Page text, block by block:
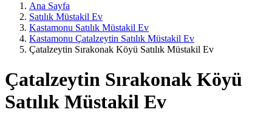
Ana Sayfa
Satılık Müstakil Ev
Kastamonu Satılık Müstakil Ev
Kastamonu Çatalzeytin Satılık Müstakil Ev
Çatalzeytin Sırakonak Köyü Satılık Müstakil Ev
Çatalzeytin Sırakonak Köyü
Satılık Müstakil Ev